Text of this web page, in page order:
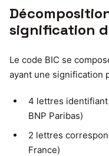
signification
Le code BIC se
ayant une signification
4 lettres identifiant
BNP Paribas)
2 lettres
France)